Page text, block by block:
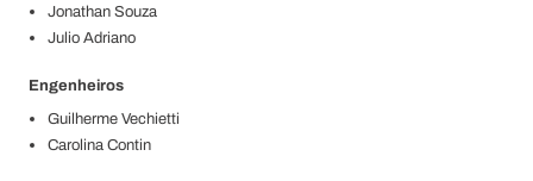
Jonathan Souza
Julio Adriano
Engenheiros
Guilherme Vechietti
Carolina Contin